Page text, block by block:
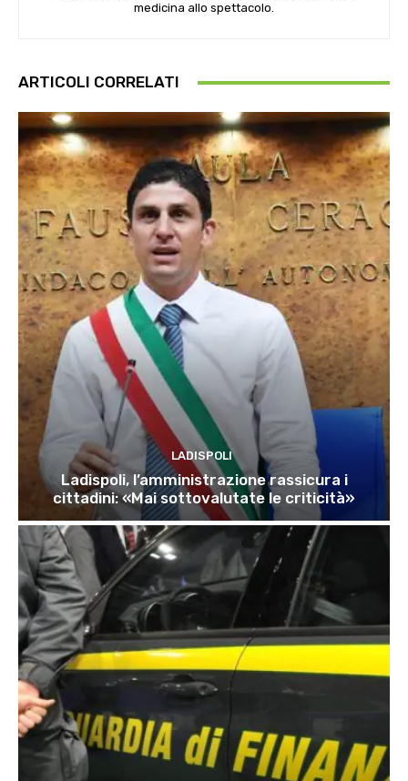
medicina allo spettacolo.
ARTICOLI CORRELATI
LADISPOLI
Ladispoli, l’amministrazione rassicura i
cittadini: «Mai sottovalutate le criticità»